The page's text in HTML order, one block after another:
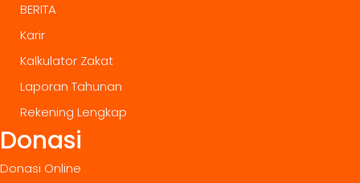
BERITA
Karir
Kalkulator Zakat
Laporan Tahunan
Rekening Lengkap
Donasi
Donasi Online